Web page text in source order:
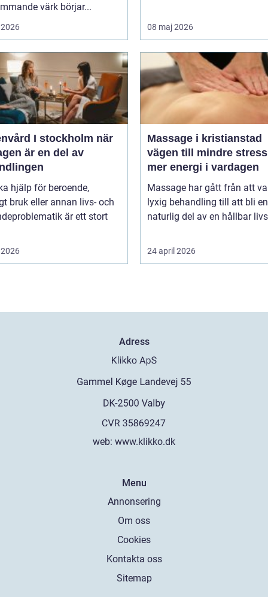
värk börjar...
08 maj 2026
I stockholm när
är en del av
hjälp för beroende,
bruk eller annan livs- och
är ett stort
Massage i kristianstad
vägen till mindre
mer energi i vardagen
Massage har gått från att
lyxig behandling till att bli en
naturlig del av en hållbar
24 april 2026
Adress
web: www.klikko.dk
Menu
Annonsering
Om oss
Cookies
Kontakta oss
Sitemap